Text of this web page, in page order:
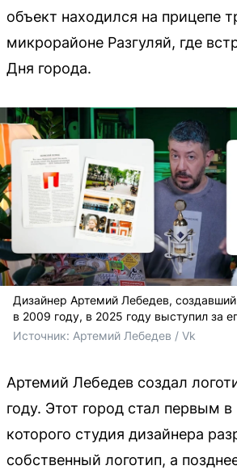
объект находился на прицепе
микрорайоне Разгуляй, где
Дня города.
Дизайнер Артемий Лебедев,
в 2009 году, в 2025 году выступил за
Источник: Артемий Лебедев / Vk
Артемий Лебедев создал
году. Этот город стал первым
которого студия дизайнера
собственный логотип, а